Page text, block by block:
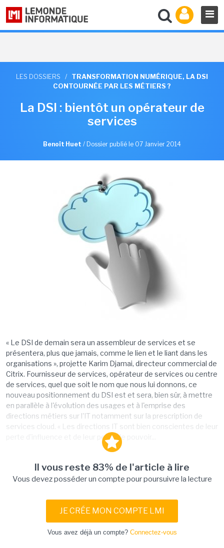
LES DOSSIERS /
TRANSFORMATION NUMÉRIQUE, LA DSI
CONTOURNÉE PAR LES MÉTIERS ?
La DSI : bientôt un opérateur de
services
Benoît Huet / Dossier publié le 07 Janvier 2014
« Le DSI de demain sera un assembleur de services et se
présentera, plus que jamais, comme le lien et le liant dans les
organisations », projette Karim Djamai, directeur commercial de
Citrix. Fournisseur de services, opérateur de services ou centre
de services, quel que soit le nom que nous lui donnons, ce
nouveau positionnement du DSI est et sera, bien sûr, à mettre
en parallèle à l'évolution des usages et à l'emprise des
directions métiers sur l'IT notamment sur la prescription de
services cloud. « Les directions IT sont bien conscientes de leur
perte d'influence et de leur perte de pouvoir...
Il vous reste 83% de l'article à lire
Vous devez posséder un compte pour poursuivre la lecture
JE CRÉE MON COMPTE LMI
Vous avez déjà un compte? Connectez-vous